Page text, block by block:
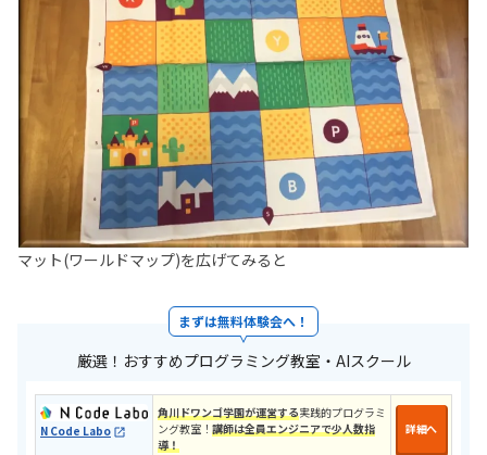
マット(ワールドマップ)を広げてみると
まずは無料体験会へ！
厳選！おすすめプログラミング教室・AIスクール
N Code Labo
角川ドワンゴ学園が運営する実践的プログラミ
ング教室！ 講師は全員エンジニアで少人数指
導！
詳細へ